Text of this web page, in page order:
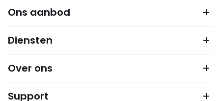
Ons aanbod
Diensten
Over ons
Support